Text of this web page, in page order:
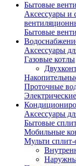
Бытовые
Аксессуары и
Бытовые
Аксессуары
Газовые котлы
Проточные
Аксессуары
Бытовые
Мобильные
Мульти